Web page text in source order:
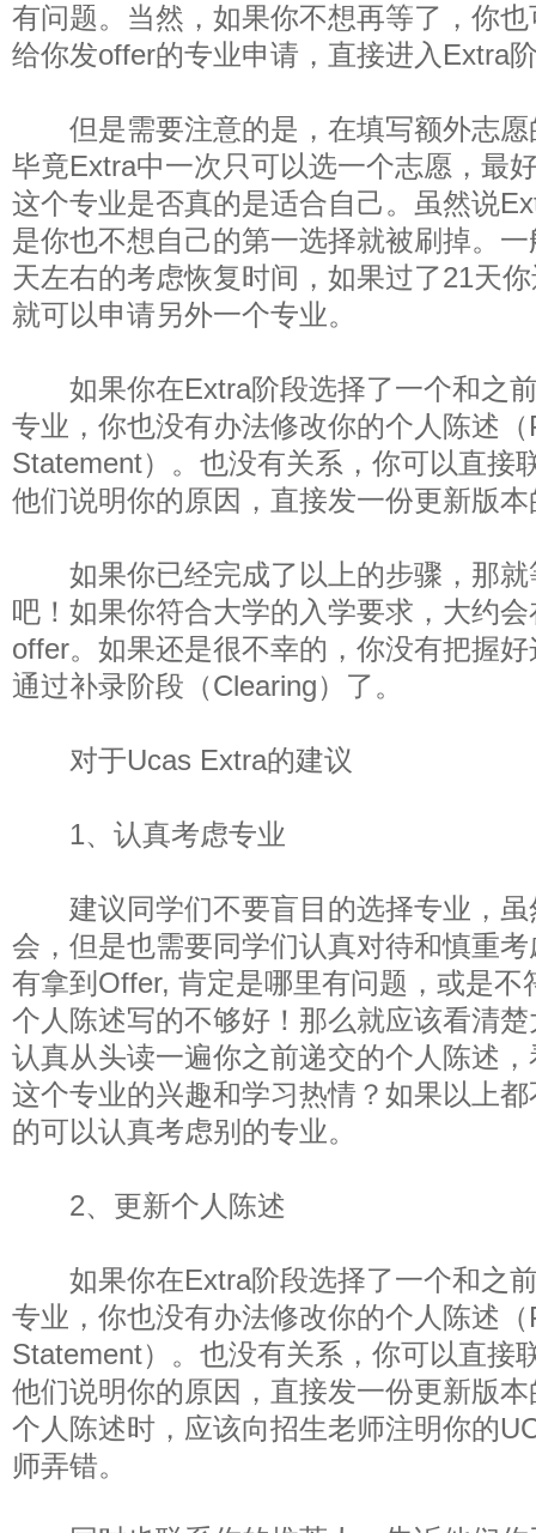
有问题。当然，如果你不想再等了，你
给你发offer的专业申请，直接进入Extra
但是需要注意的是，在填写额外志愿
毕竟Extra中一次只可以选一个志愿，最
这个专业是否真的是适合自己。虽然说
是你也不想自己的第一选择就被刷掉。
天左右的考虑恢复时间，如果过了21天
就可以申请另外一个专业。
如果你在Extra阶段选择了一个和之前
专业，你也没有办法修改你的个人陈述（
Statement）。也没有关系，你可以直接
他们说明你的原因，直接发一份更新版
如果你已经完成了以上的步骤，那就
吧！如果你符合大学的入学要求，大约
offer。如果还是很不幸的，你没有把握
通过补录阶段（Clearing）了。
对于Ucas Extra的建议
1、认真考虑专业
建议同学们不要盲目的选择专业，虽
会，但是也需要同学们认真对待和慎重
有拿到Offer, 肯定是哪里有问题，或是不
个人陈述写的不够好！那么就应该看清
认真从头读一遍你之前递交的个人陈述
这个专业的兴趣和学习热情？如果以上
的可以认真考虑别的专业。
2、更新个人陈述
如果你在Extra阶段选择了一个和之前
专业，你也没有办法修改你的个人陈述（
Statement）。也没有关系，你可以直接
他们说明你的原因，直接发一份更新版
个人陈述时，应该向招生老师注明你的
师弄错。